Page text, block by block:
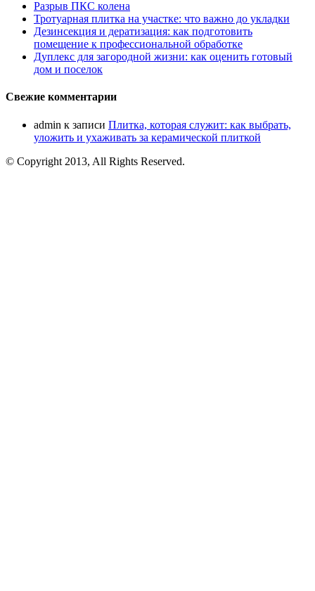
Разрыв ПКС колена
Тротуарная плитка на участке: что важно до укладки
Дезинсекция и дератизация: как подготовить
помещение к профессиональной обработке
Дуплекс для загородной жизни: как оценить готовый
дом и поселок
Свежие комментарии
admin к записи Плитка, которая служит: как выбрать,
уложить и ухаживать за керамической плиткой
© Copyright 2013, All Rights Reserved.